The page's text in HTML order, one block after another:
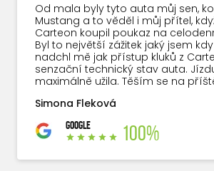
Od mala byly tyto auta můj sen,
Mustang a to věděl i můj přítel,
Carteon koupil poukaz na
Byl to největší zážitek jaký jsem
nadchl mě jak přístup kluků z
senzační technický stav auta.
maximálně užila. Těším se na
Simona Fleková
GOOGLE 100%